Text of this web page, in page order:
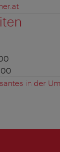
in der